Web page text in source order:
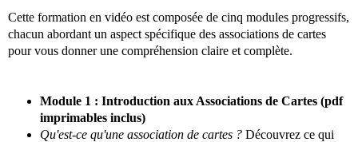
Cette formation en vidéo est composée de cinq modules progressifs,
chacun abordant un aspect spécifique des associations de cartes
pour vous donner une compréhension claire et complète.
Module 1 : Introduction aux Associations de Cartes (pdf
imprimables inclus)
Qu'est-ce qu'une association de cartes ? Découvrez ce qui